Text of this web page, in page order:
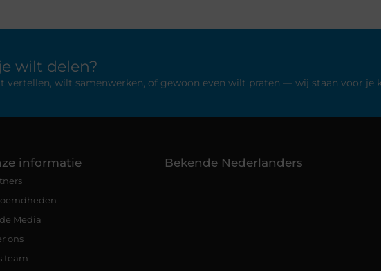
wilt delen?
wilt samenwerken, of gewoon even wilt praten — wij staan voor je
informatie
Media
ons
team
Bekende Nederlanders